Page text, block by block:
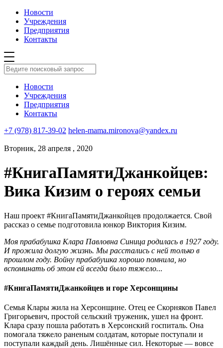
Новости
Учреждения
Предприятия
Контакты
Новости
Учреждения
Предприятия
Контакты
+7 (978) 817-39-02 helen-mama.mironova@yandex.ru
Вторник, 28 апреля , 2020
#КнигаПамятиДжанкойцев:
Вика Кизим о героях семьи
Наш проект #КнигаПамятиДжанкойцев продолжается. Свой
рассказ о семье подготовила юнкор Виктория Кизим.
Моя прабабушка Клара Павловна Синица родилась в 1927 году.
И прожила долгую жизнь. Мы расстались с ней только в
прошлом году. Войну прабабушка хорошо помнила, но
вспоминать об этом ей всегда было тяжело...
#КнигаПамятиДжанкойцев и горе Херсонщины
Семья Клары жила на Херсонщине. Отец ее Скорняков Павел
Григорьевич, простой сельский труженик, ушел на фронт.
Клара сразу пошла работать в Херсонский госпиталь. Она
помогала тяжело раненым солдатам, которые поступали и
поступали каждый день. Лишённые сил. Некоторые — вовсе